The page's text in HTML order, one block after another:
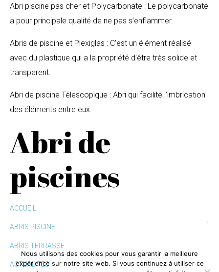
Abri piscine pas cher et Polycarbonate : Le polycarbonate
a pour principale qualité de ne pas s’enflammer.
Abris de piscine et Plexiglas : C’est un élément réalisé
avec du plastique qui a la propriété d’être très solide et
transparent.
Abri de piscine Télescopique : Abri qui facilite l’imbrication
des éléments entre eux.
Abri de
piscines
ACCUEIL
ABRIS PISCINE
ABRIS TERRASSE
ACTUALITES
Nous utilisons des cookies pour vous garantir la meilleure
expérience sur notre site web. Si vous continuez à utiliser ce